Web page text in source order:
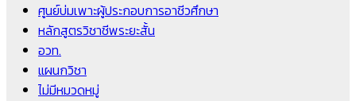
ศูนย์บ่มเพาะผู้ประกอบการอาชีวศึกษา
หลักสูตรวิชาชีพระยะสั้น
อวท.
แผนกวิชา
ไม่มีหมวดหมู่